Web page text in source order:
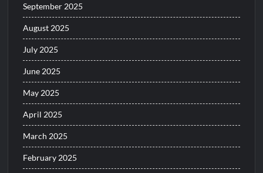
September 2025
August 2025
July 2025
June 2025
May 2025
April 2025
March 2025
February 2025